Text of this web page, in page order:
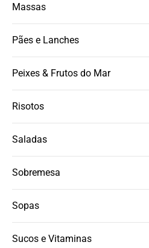
Massas
Pães e Lanches
Peixes & Frutos do Mar
Risotos
Saladas
Sobremesa
Sopas
Sucos e Vitaminas